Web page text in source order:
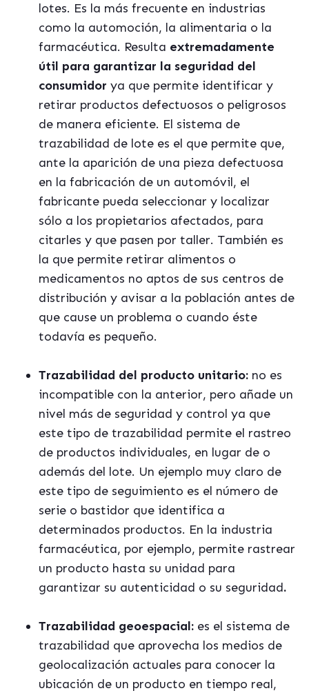
lotes. Es la más frecuente en industrias
como la automoción, la alimentaria o la
farmacéutica. Resulta extremadamente
útil para garantizar la seguridad del
consumidor ya que permite identificar y
retirar productos defectuosos o peligrosos
de manera eficiente. El sistema de
trazabilidad de lote es el que permite que,
ante la aparición de una pieza defectuosa
en la fabricación de un automóvil, el
fabricante pueda seleccionar y localizar
sólo a los propietarios afectados, para
citarles y que pasen por taller. También es
la que permite retirar alimentos o
medicamentos no aptos de sus centros de
distribución y avisar a la población antes de
que cause un problema o cuando éste
todavía es pequeño.
Trazabilidad del producto unitario: no es
incompatible con la anterior, pero añade un
nivel más de seguridad y control ya que
este tipo de trazabilidad permite el rastreo
de productos individuales, en lugar de o
además del lote. Un ejemplo muy claro de
este tipo de seguimiento es el número de
serie o bastidor que identifica a
determinados productos. En la industria
farmacéutica, por ejemplo, permite rastrear
un producto hasta su unidad para
garantizar su autenticidad o su seguridad.
Trazabilidad geoespacial: es el sistema de
trazabilidad que aprovecha los medios de
geolocalización actuales para conocer la
ubicación de un producto en tiempo real,